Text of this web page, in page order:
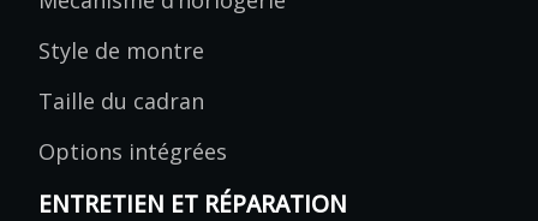
Style de montre
Taille du cadran
Options intégrées
ENTRETIEN ET RÉPARATION